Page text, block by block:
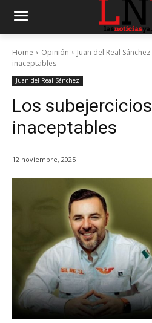
Home Opinión Juan del Real Sánchez
inaceptables
Juan del Real Sánchez
Los subejercicios
inaceptables
12 noviembre, 2025